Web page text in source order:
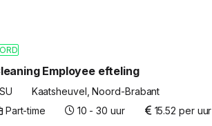
Employee efteling
Kaatsheuvel, Noord-Brabant
Part-time
10 - 30 uur 15.52 per uur